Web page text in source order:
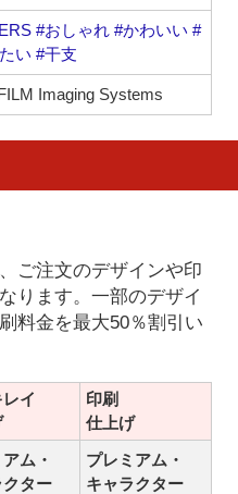
#おしゃれ #かわいい #
い #干支
Imaging Systems
ご注文のデザインや印
ります。一部のデザイ
料金を最大50％割引い
イ
印刷
仕上げ
ム・
ター
プレミアム・
キャラクター